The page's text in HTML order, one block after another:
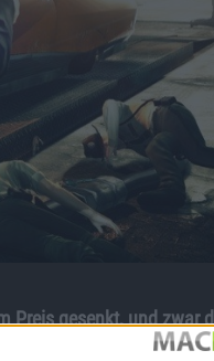
Preis gesenkt, und